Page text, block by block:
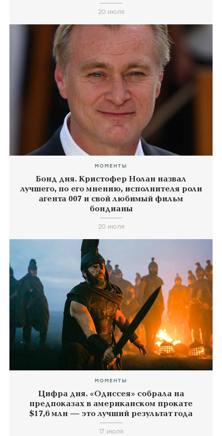
20 июля
МОМЕНТЫ
Бонд дня. Кристофер Нолан назвал
лучшего, по его мнению, исполнителя роли
агента 007 и свой любимый фильм
бондианы
20 июля
МОМЕНТЫ
Цифра дня. «Одиссея» собрала на
предпоказах в американском прокате
$17,6 млн — это лучший результат года
17 июля